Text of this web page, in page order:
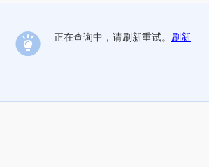
正在查询中，请刷新重试。 刷新